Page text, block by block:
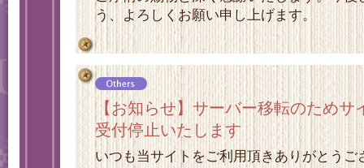
う、よろしくお願い申し上げます。
【お知らせ】サーバー移転のためサ
受付停止いたします
いつも当サイトをご利用頂きありがとうご